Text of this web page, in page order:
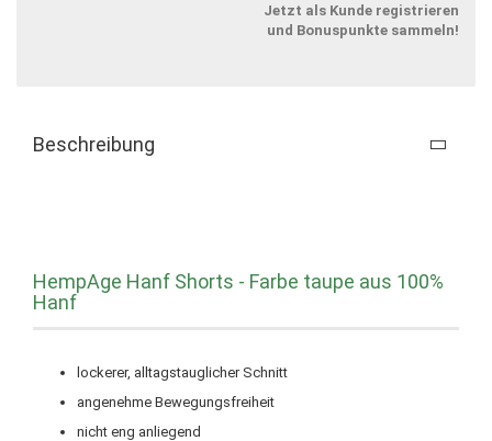
Jetzt als Kunde registrieren
und Bonuspunkte sammeln!
Beschreibung
HempAge Hanf Shorts - Farbe taupe aus 100%
Hanf
lockerer, alltagstauglicher Schnitt
angenehme Bewegungsfreiheit
nicht eng anliegend